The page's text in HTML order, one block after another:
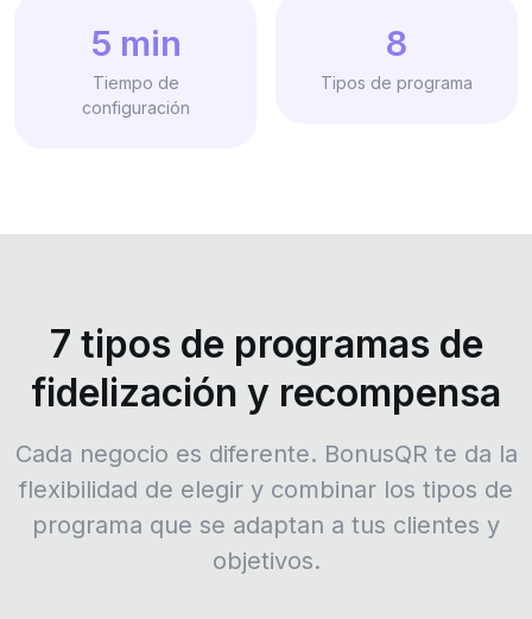
5 min
Tiempo de
configuración
8
Tipos de programa
7 tipos de programas de
fidelización y recompensa
Cada negocio es diferente. BonusQR te da la
flexibilidad de elegir y combinar los tipos de
programa que se adaptan a tus clientes y
objetivos.